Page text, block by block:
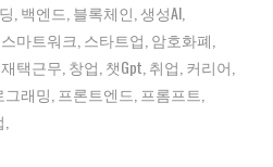
백엔드 블록체인 생성AI
스마트워크 스타트업 암호화폐
재택근무 창업 챗gpt 취업 커리어
그래밍 프론트엔드 프롬프트